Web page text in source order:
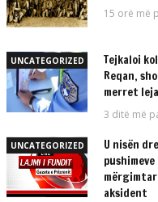
15 orë më
UNCATEGORIZED
Tejkaloi
Reqan,
merret leja
3 ditë më
UNCATEGORIZED
U nisën
aksident